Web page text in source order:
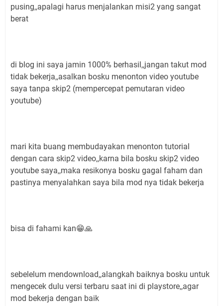
pusing,,apalagi harus menjalankan misi2 yang sangat
berat
di blog ini saya jamin 1000% berhasil,,jangan takut mod
tidak bekerja,,asalkan bosku menonton video youtube
saya tanpa skip2 (mempercepat pemutaran video
youtube)
mari kita buang membudayakan menonton tutorial
dengan cara skip2 video,,karna bila bosku skip2 video
youtube saya,,maka resikonya bosku gagal faham dan
pastinya menyalahkan saya bila mod nya tidak bekerja
bisa di fahami kan😁🙏
sebelelum mendownload,,alangkah baiknya bosku untuk
mengecek dulu versi terbaru saat ini di playstore,,agar
mod bekerja dengan baik